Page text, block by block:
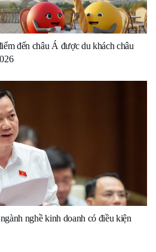
đến châu Á được du khách châu
nghề kinh doanh có điều kiện